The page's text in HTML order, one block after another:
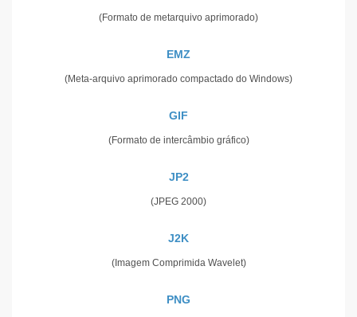
(Formato de metarquivo aprimorado)
EMZ
(Meta-arquivo aprimorado compactado do Windows)
GIF
(Formato de intercâmbio gráfico)
JP2
(JPEG 2000)
J2K
(Imagem Comprimida Wavelet)
PNG